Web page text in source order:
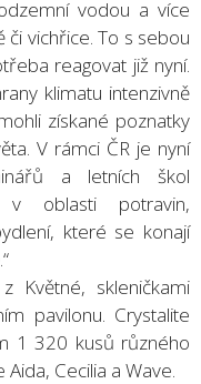
vodou a více
vichřice. To s sebou
reagovat již nyní.
klimatu intenzivně
získané poznatky
V rámci ČR je nyní
a letních škol
v oblasti potravin,
které se konají
Květné, skleničkami
pavilonu. Crystalite
1 320 kusů různého
Cecilia a Wave.